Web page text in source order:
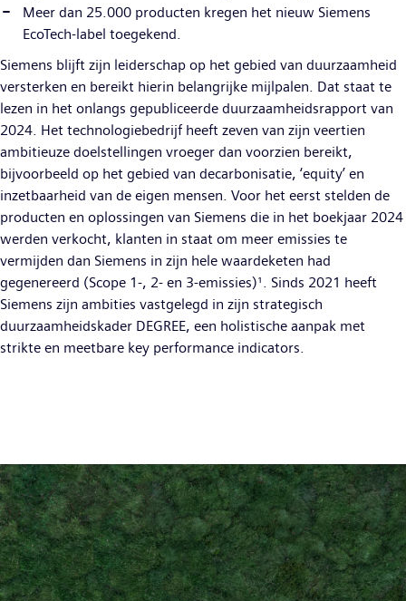
Meer dan 25.000 producten kregen het nieuw Siemens
EcoTech-label toegekend.
Siemens blijft zijn leiderschap op het gebied van duurzaamheid
versterken en bereikt hierin belangrijke mijlpalen. Dat staat te
lezen in het onlangs gepubliceerde duurzaamheidsrapport van
2024. Het technologiebedrijf heeft zeven van zijn veertien
ambitieuze doelstellingen vroeger dan voorzien bereikt,
bijvoorbeeld op het gebied van decarbonisatie, ‘equity’ en
inzetbaarheid van de eigen mensen. Voor het eerst stelden de
producten en oplossingen van Siemens die in het boekjaar 2024
werden verkocht, klanten in staat om meer emissies te
vermijden dan Siemens in zijn hele waardeketen had
gegenereerd (Scope 1-, 2- en 3-emissies)¹. Sinds 2021 heeft
Siemens zijn ambities vastgelegd in zijn strategisch
duurzaamheidskader DEGREE, een holistische aanpak met
strikte en meetbare key performance indicators.